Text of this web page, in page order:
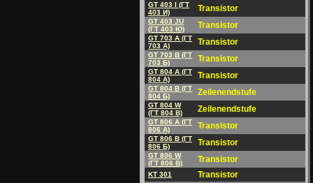
GT 403 I (ГT
403 И)
Transistor
GT 403 JU
(ГT 403 Ю)
Transistor
GT 703 A (ГT
703 A)
Transistor
GT 703 B (ГT
703 Б)
Transistor
GT 804 A (ГT
804 A)
Transistor
GT 804 B (ГT
804 Б)
Zeilenendstufe
GT 804 W
(ГT 804 B)
Zeilenendstufe
GT 806 A (ГT
806 A)
Transistor
GT 806 B (ГT
806 Б)
Transistor
GT 806 W
(ГT 806 B)
Transistor
KT 301 Transistor